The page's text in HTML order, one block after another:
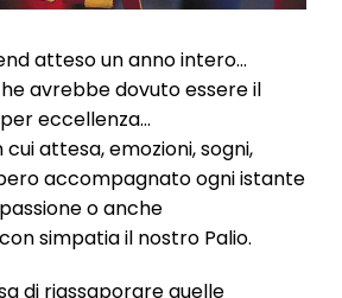
atteso un anno intero…
avrebbe dovuto essere il
eccellenza…
cui attesa, emozioni, sogni,
accompagnato ogni istante
o anche
simpatia il nostro Palio.
di riassaporare quelle